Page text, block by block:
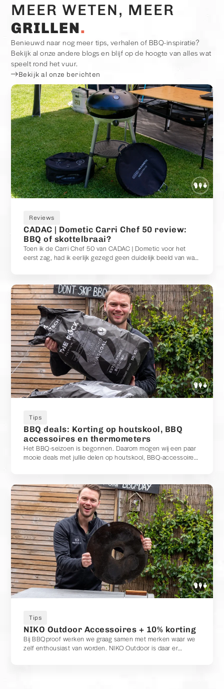
MEER WETEN, MEER
GRILLEN
Benieuwd naar nog meer tips, verhalen of BBQ-inspiratie?
Bekijk al onze andere blogs en blijf op de hoogte van alles wat
speelt rond het vuur.
Bekijk al onze berichten
Reviews
CADAC | Dometic Carri Chef 50 review:
BBQ of skottelbraai?
Toen ik de Carri Chef 50 van CADAC | Dometic voor het
eerst zag, had ik eerlijk gezegd geen duidelijk beeld van wat
Chef zag, dacht ik juist: dit lijkt toch gewoon op een BBQ?
Dat maakte mij nieuwsgierig. Is het een barbecue? Een
skottelbraai? Of misschien allebei? Na meerdere keren
gebruiken, van het grillen van een flinke ribeye tot het roken
van zalm met een rookbox, heb ik inmiddels een goed beeld
van wat deze CADAC nu eigenlijk is. En ik moet zeggen: hij
heeft me op meerdere punten verrast.
Tips
BBQ deals: Korting op houtskool, BBQ
accessoires en thermometers
Het BBQ-seizoen is begonnen. Daarom mogen wij een paar
mooie deals met jullie delen op houtskool, BBQ-accessoires
Tips
NIKO Outdoor Accessoires + 10% korting
Bij BBQproof werken we graag samen met merken waar we
zelf enthousiast van worden. NIKO Outdoor is daar er